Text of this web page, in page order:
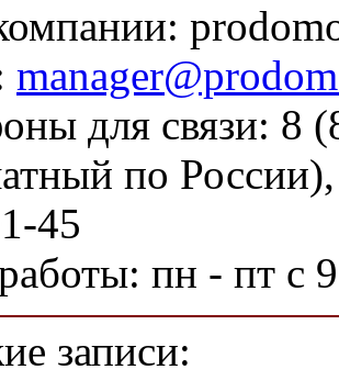
для связи: 8
по
45
пн - пт с
записи: